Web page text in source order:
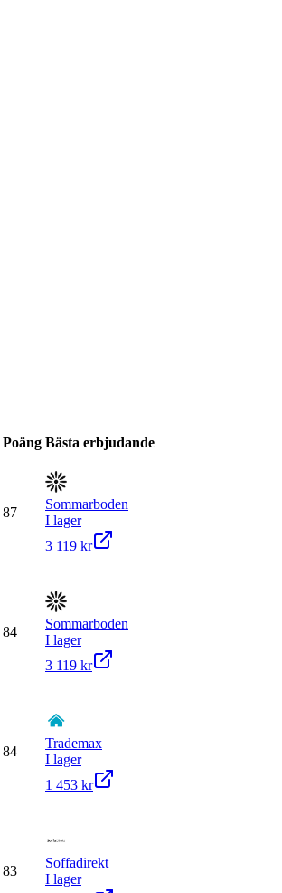
Poäng Bästa erbjudande
87
Sommarboden
I lager
3 119 kr
84
Sommarboden
I lager
3 119 kr
84
Trademax
I lager
1 453 kr
83
Soffadirekt
I lager